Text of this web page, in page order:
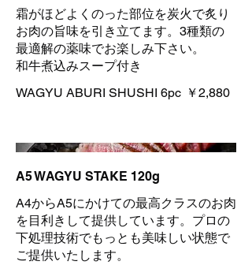
霜がほどよくのった部位を炭火で炙り
お肉の旨味を引き立てます。3種類の
最適解の薬味でお楽しみ下さい。
和牛煮込みスープ付き
WAGYU ABURI SHUSHI 6pc ￥2,880
A5 WAGYU STAKE 120g
A4からA5にかけての最高クラスのお肉
を目利きして提供しています。プロの
下処理技術でもっとも美味しい状態で
ご提供いたします。